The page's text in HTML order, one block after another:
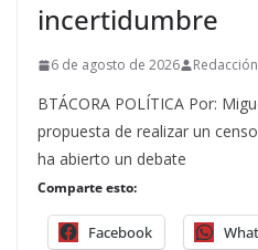
incertidumbre
6 de agosto de 2026 Redacción
BTÁCORA POLÍTICA Por:
propuesta de realizar un
ha abierto un debate
Comparte esto:
Facebook